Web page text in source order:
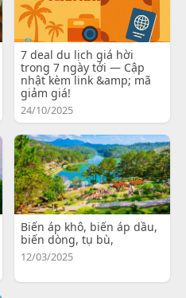
7 deal du lịch giá hời
trong 7 ngày tới — Cập
nhật kèm link &amp; mã
giảm giá!
24/10/2025
Biến áp khô, biến áp dầu,
biến dòng, tụ bù,
12/03/2025